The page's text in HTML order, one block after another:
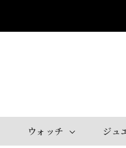
ウォッチ ジュ